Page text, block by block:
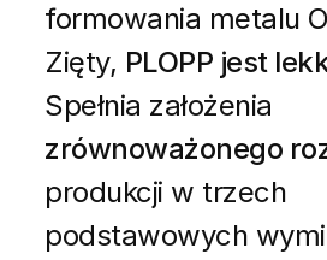
formowania metalu
Zięty, PLOPP jest
Spełnia założenia
zrównoważonego
produkcji w trzech
podstawowych